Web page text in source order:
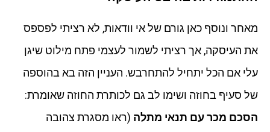
מאחר ונוסף כאן גורם של אי וודאות, לא רציתי לפספס
את העיסקה, אך רציתי לשמור לעצמי פתח מילוט שיגן
עלי אם הכל יתחיל להתחרבש. העניין הזה בא בהוספה
של סעיף בחוזה ושימו לב גם לכותרת החוזה שאומרת:
הסכם מכר עם תנאי מתלה (ראו מסגרת צהובה